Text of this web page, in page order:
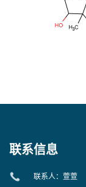
联系信息
联系人：萱萱